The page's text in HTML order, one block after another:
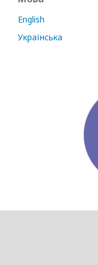
English
Українська